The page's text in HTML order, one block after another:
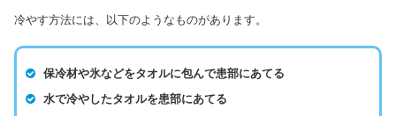
冷やす方法には、以下のようなものがあります。
保冷材や氷などをタオルに包んで患部にあてる
水で冷やしたタオルを患部にあてる